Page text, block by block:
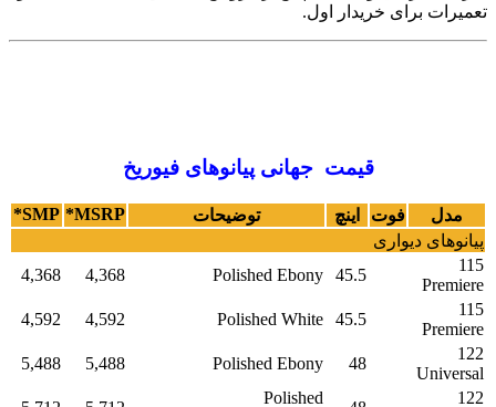
تعمیرات برای خریدار اول.
قیمت جهانی پیانوهای فیوریخ
مدل فوت اینچ توضیحات MSRP*
SMP*
پیانوهای دیواری
115
Premiere
45.5
Polished Ebony
4,368
4,368
115
Premiere
45.5
Polished White
4,592
4,592
122
Universal
48
Polished Ebony
5,488
5,488
122
Polished